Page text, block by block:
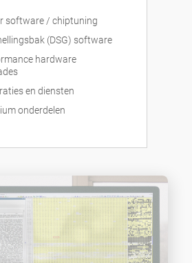
software / chiptuning
(DSG) software
hardware
en diensten
onderdelen